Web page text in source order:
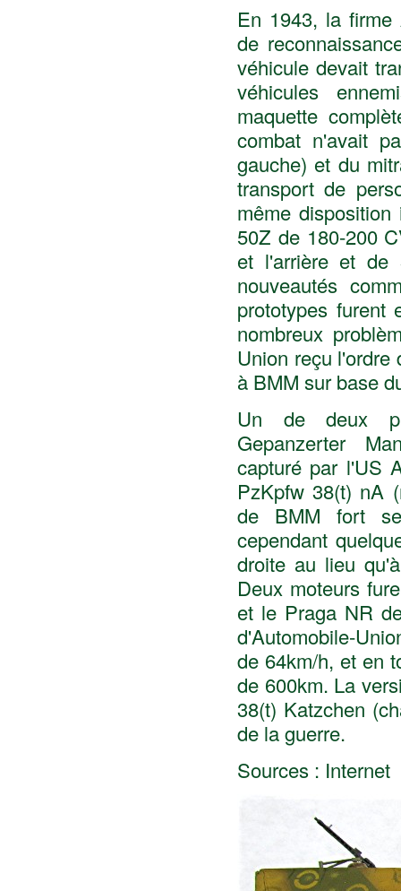
En 1943, la firme
de
véhicule devait
véhicules
maquette
combat n'avait
gauche) et du
transport de
même
50Z de 180-200
et l'arrière et de
nouveautés
prototypes furent
nombreux
Union reçu l'ordre
à BMM sur base
Un de deux
Gepanzerter
capturé par l'US
PzKpfw 38(t) nA
de BMM fort
cependant
droite au lieu
Deux moteurs
et le Praga NR
d'Automobile-
de 64km/h, et en
de 600km. La
38(t) Katzchen
de la guerre.
Sources : Internet